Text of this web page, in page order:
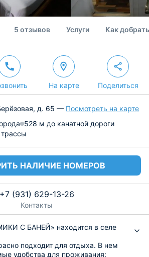
5 отзывов Услуги Как
На карте Поделиться
д. 65 — Посмотреть на карте
528 м до канатной дороги
НАЛИЧИЕ НОМЕРОВ
+7 (931) 629-13-26
Контакты
С БАНЕЙ» находится в селе
подходит для отдыха. В нем
удобства для проживания: